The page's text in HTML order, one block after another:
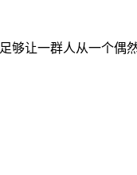
够让一群人从一个偶